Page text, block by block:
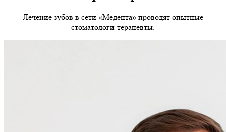
Лечение зубов в сети «Медента» проводят опытные
стоматологи-терапевты.